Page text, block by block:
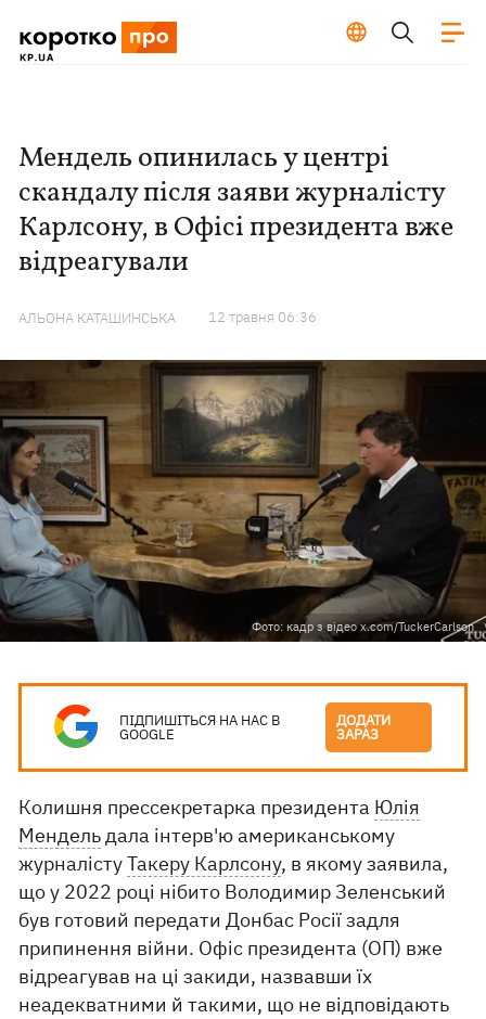
Мендель опинилась у центрі
скандалу після заяви журналісту
Карлсону, в Офісі президента вже
відреагували
АЛЬОНА КАТАШИНСЬКА 12 травня 06:36
Фото: кадр з відео x.com/TuckerCarlson
ПІДПИШІТЬСЯ НА НАС В
GOOGLE
ДОДАТИ
ЗАРАЗ
Колишня прессекретарка президента Юлія
Мендельдала інтерв'ю американському
журналістуТакеру Карлсону, в якому заявила,
що у 2022 році нібито Володимир Зеленський
був готовий передати Донбас Росії задля
припинення війни. Офіс президента (ОП) вже
відреагував на ці закиди, назвавши їх
неадекватними й такими, що не відповідають